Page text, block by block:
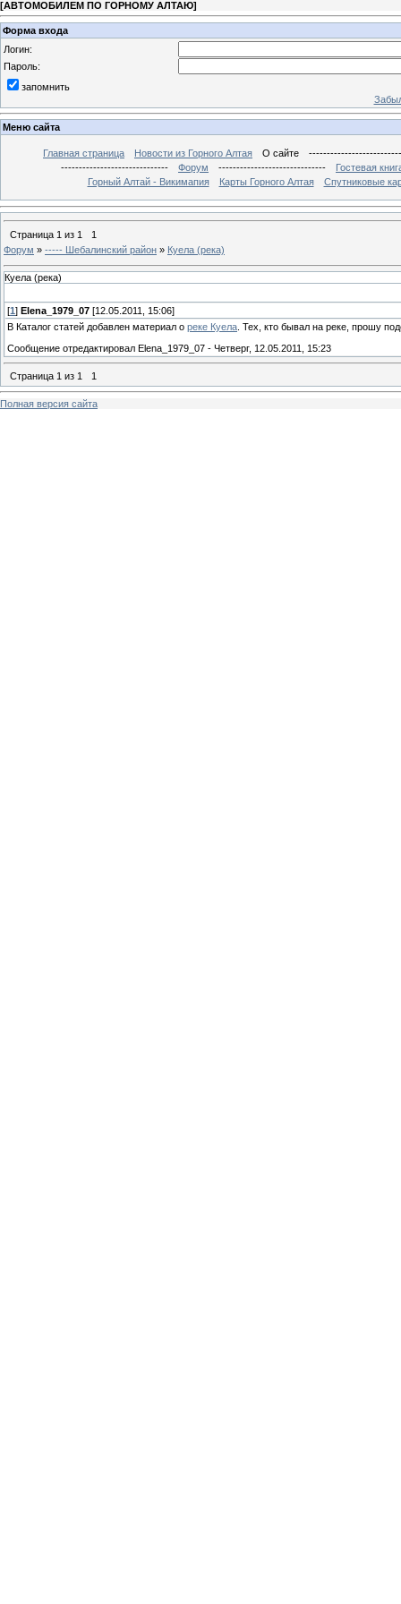
[АВТОМОБИЛЕМ ПО ГОРНОМУ АЛТАЮ]
Форма входа
Логин:
Пароль:
запомнить
Меню сайта
Главная страница Новости из Горного Алтая О сайте
------------------------------
Форум ------------------------------
Гостевая
Горный Алтай - Викимапия
Карты Горного Алтая Спутниковые
Страница 1 из 1
1
Форум » ----- Шебалинский район » Куела (река)
Куела (река)
[1 ] Elena_1979_07 [12.05.2011, 15:06]
В Каталог статей добавлен материал о реке Куела . Тех, кто бывал на реке, прошу
Сообщение отредактировал Elena_1979_07 - Четверг, 12.05.2011, 15:23
Страница 1 из 1 1
Полная версия сайта